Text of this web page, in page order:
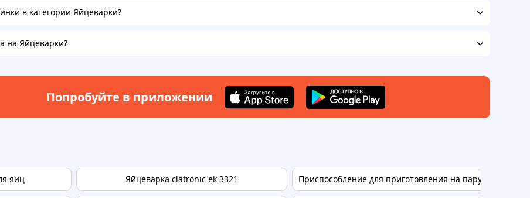
в категории Яйцеварки?
на Яйцеварки?
Попробуйте в приложении
яиц Яйцеварка clatronic ek 3321 Приспособление для приготовления на пару